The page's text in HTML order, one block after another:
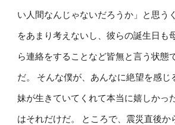
い人間なんじゃないだろうか」と思う
をあまり考えないし、彼らの誕生日も
ら連絡をすることなど皆無と言う状態
だ。 そんな僕が、あんなに絶望を感じ
妹が生きていてくれて本当に嬉しかっ
はそれだけだ。 ところで、震災直後か